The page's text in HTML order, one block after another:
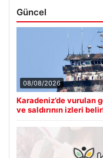
Güncel
08/08/2026
Karadeniz’de vurulan
ve saldırının izleri